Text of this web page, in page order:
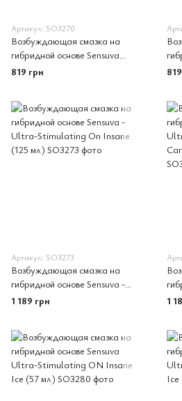
Артикул: SO3270
Возбуждающая смазка на
гибридной основе Sensuva
Ultra-Stimulating On Insane
(57 мл)
819 грн
Артикул: SO3273
Возбуждающая смазка на
гибридной основе Sensuva -
Ultra-Stimulating On Insane
(125 мл)
1 189 грн 1